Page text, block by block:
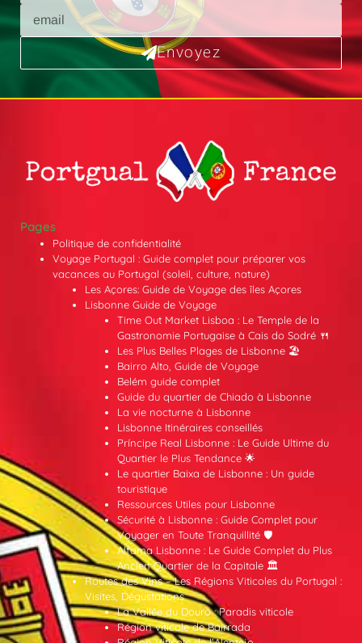
Envoyez
Pages
Politique de confidentialité
Voyage Portugal : Guide complet pour préparer vos
vacances au Portugal (soleil, culture, nature)
Les Açores: Guide de Voyage des îles Açores
Lisbonne Guide de Voyage
Time Out Market Lisboa : Le Temple de la
Gastronomie Portugaise à Cais do Sodré 🍴
Les Plus Belles Plages de Lisbonne 🏖️
Bairro Alto, Guide de Voyage
Belém guide complet
Guide du quartier de Chiado à Lisbonne
La vie nocturne à Lisbonne
Lisbonne Itinéraires conseillés
Príncipe Real Lisbonne : Le Guide Ultime du
Quartier le Plus Tendance 🌟
Le quartier Baixa de Lisbonne : Un guide
touristique
Ressources Utiles pour Lisbonne
Sécurité à Lisbonne : Guide Complet pour
Voyager en Toute Tranquillité 🛡️
Alfama Lisbonne : Le Guide Complet du Plus
Ancien Quartier de la Capitale 🏛️
Routes des Vins – Les Régions Viticoles du Portugal :
Visites, Dégustations
La Vallée du Douro : Paradis viticole
Région viticole de Bairrada